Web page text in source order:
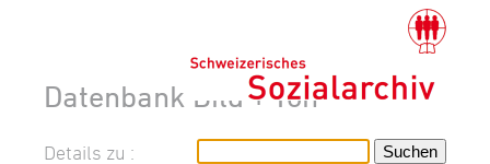
Datenbank Bild + Ton
Details zu :